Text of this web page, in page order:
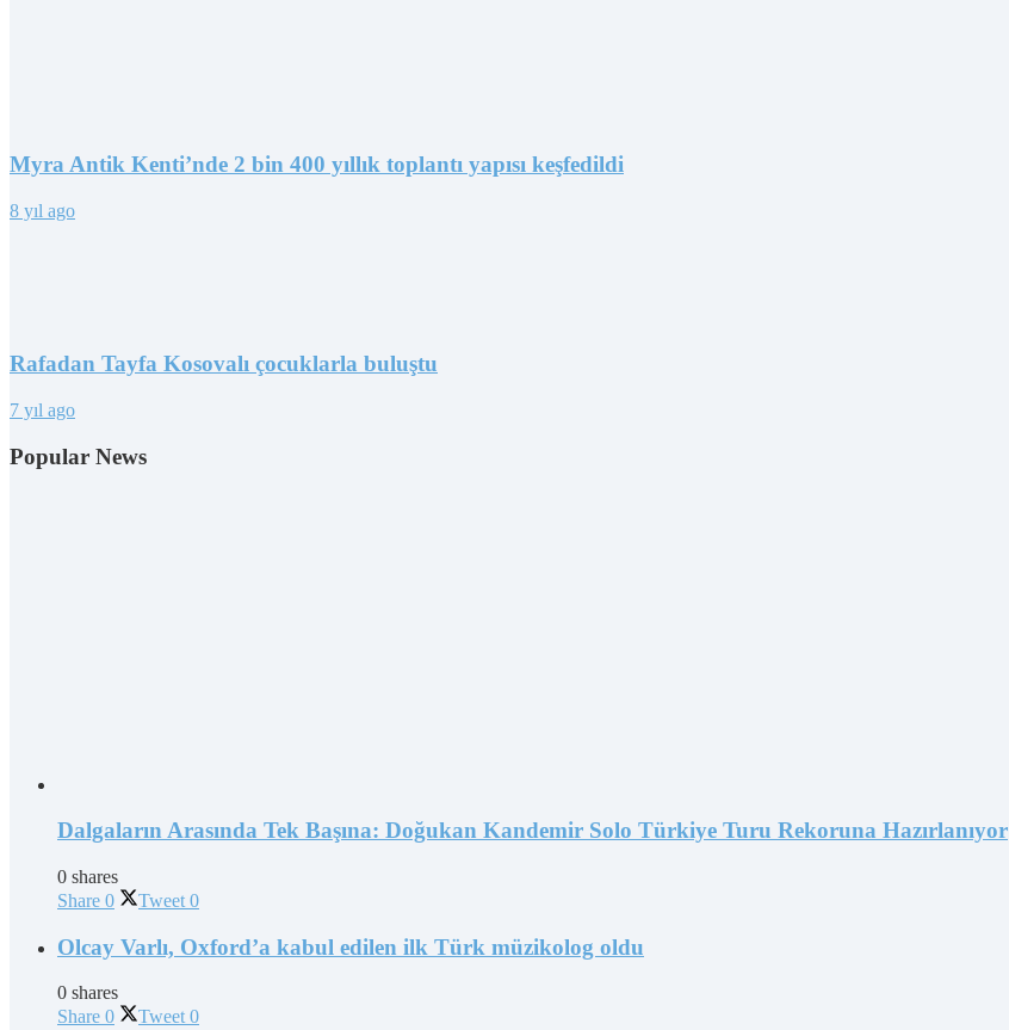
Myra Antik Kenti’nde 2 bin 400 yıllık toplantı yapısı keşfedildi
8 yıl ago
Rafadan Tayfa Kosovalı çocuklarla buluştu
7 yıl ago
Popular News
Dalgaların Arasında Tek Başına: Doğukan Kandemir Solo Türkiye Turu Rekoruna Hazırlanıyor
0 shares
Share 0 Tweet 0
Olcay Varlı, Oxford’a kabul edilen ilk Türk müzikolog oldu
0 shares
Share 0 Tweet 0